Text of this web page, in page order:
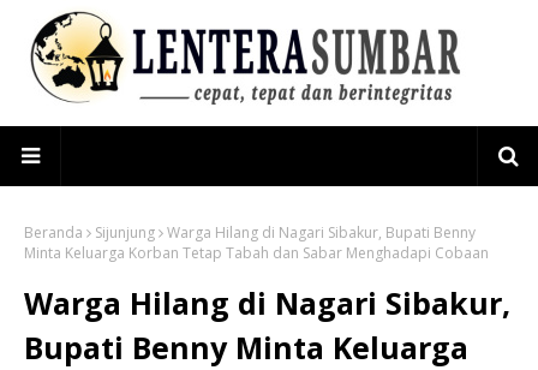
Beranda Sijunjung Warga Hilang di Nagari Sibakur, Bupati Benny
Minta Keluarga Korban Tetap Tabah dan Sabar Menghadapi Cobaan
Warga Hilang di Nagari Sibakur,
Bupati Benny Minta Keluarga